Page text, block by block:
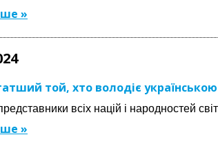
»
той, хто володіє
всіх націй і народностей
»